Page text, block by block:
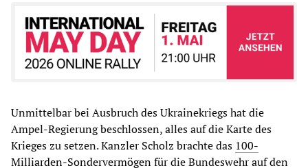
Unmittelbar bei Ausbruch des Ukrainekriegs hat die
Ampel-Regierung beschlossen, alles auf die Karte des
Krieges zu setzen. Kanzler Scholz brachte das 100-
Milliarden-Sondervermögenfür die Bundeswehr auf den